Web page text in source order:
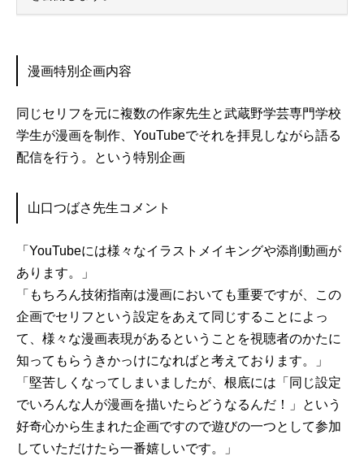
漫画特別企画内容
同じセリフを元に複数の作家先生と武蔵野学芸専門学校
学生が漫画を制作、YouTubeでそれを拝見しながら語る
配信を行う。という特別企画
山口つばさ先生コメント
「YouTubeには様々なイラストメイキングや添削動画が
あります。」
「もちろん技術指南は漫画においても重要ですが、この
企画でセリフという設定をあえて同じすることによっ
て、様々な漫画表現があるということを視聴者のかたに
知ってもらうきかっけになればと考えております。」
「堅苦しくなってしまいましたが、根底には「同じ設定
でいろんな人が漫画を描いたらどうなるんだ！」という
好奇心から生まれた企画ですので遊びの一つとして参加
していただけたら一番嬉しいです。」